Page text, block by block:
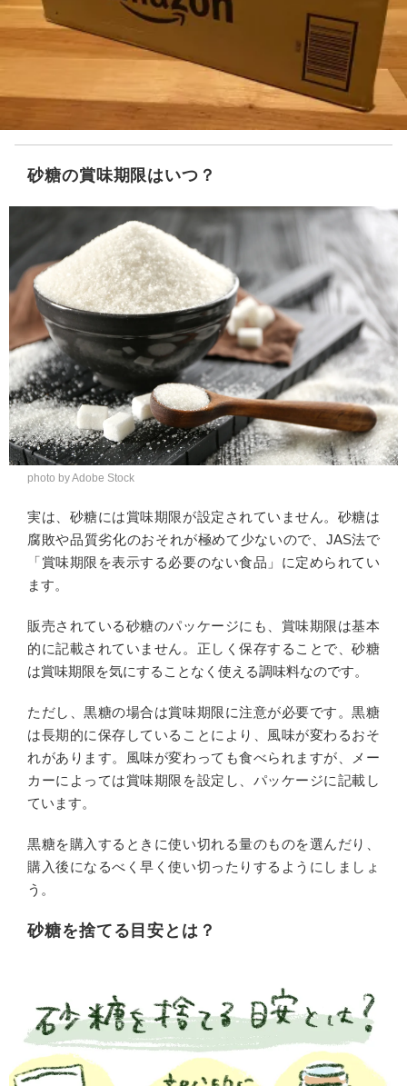
砂糖の賞味期限はいつ？
photo by Adobe Stock
実は、砂糖には賞味期限が設定されていません。砂糖は
腐敗や品質劣化のおそれが極めて少ないので、JAS法で
「賞味期限を表示する必要のない食品」に定められてい
ます。
販売されている砂糖のパッケージにも、賞味期限は基本
的に記載されていません。正しく保存することで、砂糖
は賞味期限を気にすることなく使える調味料なのです。
ただし、黒糖の場合は賞味期限に注意が必要です。黒糖
は長期的に保存していることにより、風味が変わるおそ
れがあります。風味が変わっても食べられますが、メー
カーによっては賞味期限を設定し、パッケージに記載し
ています。
黒糖を購入するときに使い切れる量のものを選んだり、
購入後になるべく早く使い切ったりするようにしましょ
う。
砂糖を捨てる目安とは？